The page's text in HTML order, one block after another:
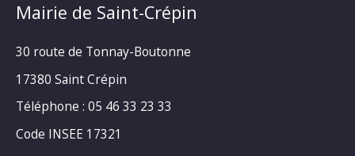
Mairie de Saint-Crépin
30 route de Tonnay-Boutonne
17380 Saint Crépin
Téléphone : 05 46 33 23 33
Code INSEE 17321